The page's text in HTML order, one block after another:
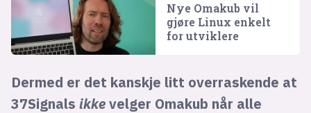
Nye Omakub vil
gjøre Linux enkelt
for utviklere
Dermed er det kanskje litt overraskende at
37Signals ikkevelger Omakub når alle